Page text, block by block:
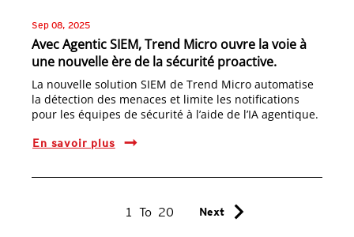
Sep 08, 2025
Avec Agentic SIEM, Trend Micro ouvre la voie à
une nouvelle ère de la sécurité proactive.
La nouvelle solution SIEM de Trend Micro automatise
la détection des menaces et limite les notifications
pour les équipes de sécurité à l’aide de l’IA agentique.
En savoir plus
1 To 20 Next chevron_right